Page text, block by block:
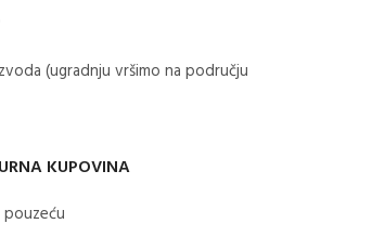
(ugradnju vršimo na području
KUPOVINA
pouzeću